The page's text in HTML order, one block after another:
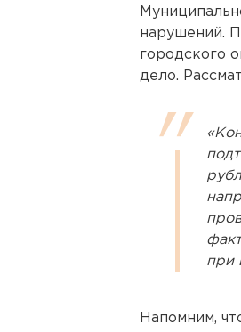
нарушений.
городского
дело.
при
Напомним,